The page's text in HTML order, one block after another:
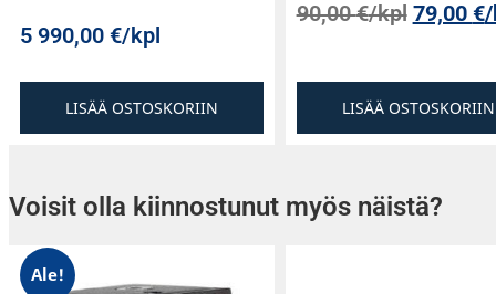
5 990,00 €/kpl
LISÄÄ OSTOSKORIIN
90,00€/kpl 79,00 €/
LISÄÄ OSTOSKORIIN
Voisit olla kiinnostunut myös näistä?
Ale!